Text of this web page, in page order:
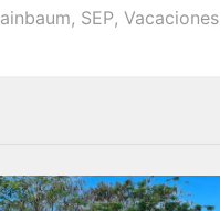
, SEP, Vacaciones